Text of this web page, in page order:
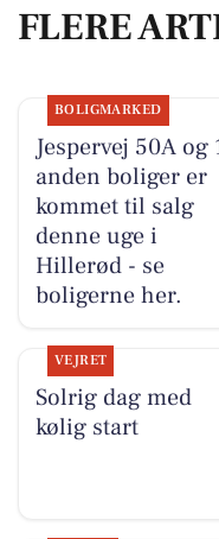
FLERE
BOLIGMARKED
Jespervej 50A og
anden boliger er
kommet til salg
denne uge i
Hillerød - se
boligerne her.
VEJRET
Solrig dag med
kølig start